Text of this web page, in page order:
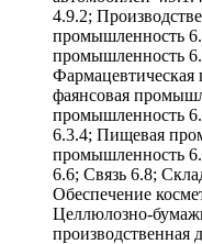
4.9.2;
промышленность
промышленность
фаянсовая
промышленность
6.3.4; Пищевая
промышленность
6.6; Связь 6.8;
Обеспечение
Целлюлозно-
производственная